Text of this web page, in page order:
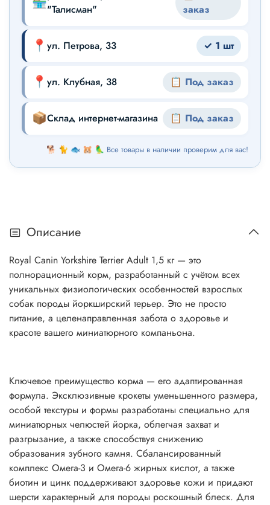
"Талисман"
заказ
📍 ул. Петрова, 33 ✓ 1 шт
📍 ул. Клубная, 38 📋 Под заказ
📦Склад интернет-магазина 📋 Под заказ
🐕 🐈 🐟 🐹 🦜 Все товары в наличии проверим для вас!
Описание
Royal Canin Yorkshire Terrier Adult 1,5 кг — это
полнорационный корм, разработанный с учётом всех
уникальных физиологических особенностей взрослых
собак породы йоркширский терьер. Это не просто
питание, а целенаправленная забота о здоровье и
красоте вашего миниатюрного компаньона.
Ключевое преимущество корма — его адаптированная
формула. Эксклюзивные крокеты уменьшенного размера,
особой текстуры и формы разработаны специально для
миниатюрных челюстей йорка, облегчая захват и
разгрызание, а также способствуя снижению
образования зубного камня. Сбалансированный
комплекс Омега-3 и Омега-6 жирных кислот, а также
биотин и цинк поддерживают здоровье кожи и придают
шерсти характерный для породы роскошный блеск. Для